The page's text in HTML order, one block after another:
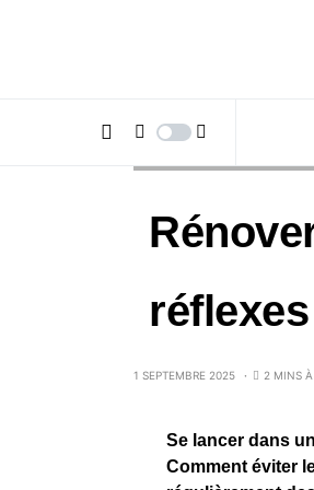
1 SEPTEMBRE 2025 2 MINS À
Se lancer dans
Comment éviter